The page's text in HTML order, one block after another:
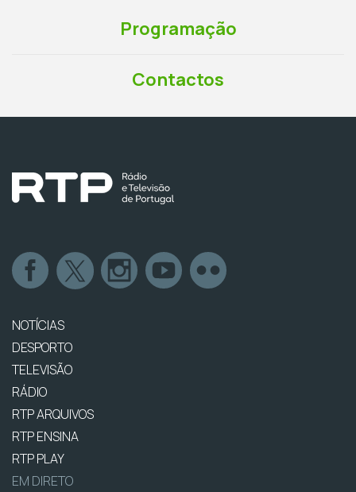
Programação
Contactos
NOTÍCIAS
DESPORTO
TELEVISÃO
RÁDIO
RTP ARQUIVOS
RTP ENSINA
RTP PLAY
EM DIRETO